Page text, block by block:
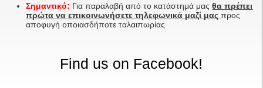
Σημαντικό: Για παραλαβή από το κατάστημά μαςθα πρέπει
πρώτα να επικοινωνήσετε τηλεφωνικά μαζί μαςπρος
αποφυγή οποιασδήποτε ταλαιπωρίας
Find us on Facebook!